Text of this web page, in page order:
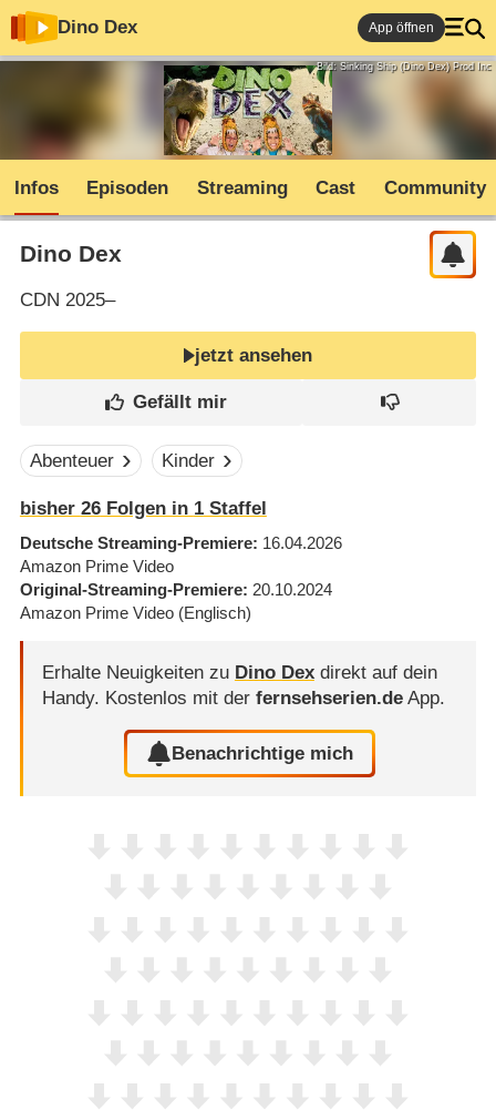
Dino Dex App öffnen
Bild: Sinking Ship (Dino Dex) Prod Inc
Infos Episoden Streaming Cast Community
Dino Dex
CDN 2025–
jetzt ansehen
Abenteuer Kinder
bisher 26Folgen in 1Staffel
Deutsche Streaming-Premiere 16.04.2026
Amazon Prime Video
Original-Streaming-Premiere 20.10.2024
Amazon Prime Video (Englisch)
Erhalte Neuigkeiten zu Dino Dexdirekt auf dein
Handy. Kostenlos mit der fernsehserien.deApp.
Benachrichtige mich